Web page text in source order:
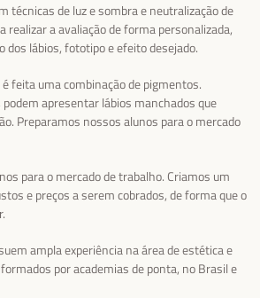
técnicas de luz e sombra e neutralização de
realizar a avaliação de forma personalizada,
dos lábios, fototipo e efeito desejado.
feita uma combinação de pigmentos.
apresentar lábios manchados que
Preparamos nossos alunos para o mercado
para o mercado de trabalho. Criamos um
e preços a serem cobrados, de forma que o
ampla experiência na área de estética e
por academias de ponta, no Brasil e